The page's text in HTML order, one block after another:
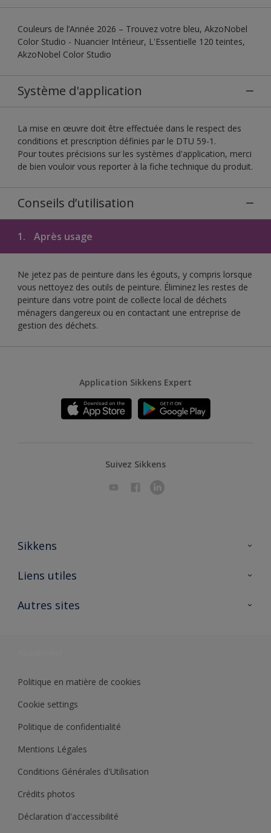
Couleurs de l’Année 2026 – Trouvez votre bleu, AkzoNobel
Color Studio - Nuancier Intérieur, L'Essentielle 120 teintes,
AkzoNobel Color Studio
Système d'application
La mise en œuvre doit être effectuée dans le respect des
conditions et prescription définies par le DTU 59-1.
Pour toutes précisions sur les systèmes d'application, merci
de bien vouloir vous reporter à la fiche technique du produit.
Conseils d’utilisation
1. Après usage
Ne jetez pas de peinture dans les égouts, y compris lorsque
vous nettoyez des outils de peinture. Éliminez les restes de
peinture dans votre point de collecte local de déchets
ménagers dangereux ou en contactant une entreprise de
gestion des déchets.
Application Sikkens Expert
Suivez Sikkens
Sikkens
A propos de Sikkens
Liens utiles
Ouvrir un magasin PASS
Autres sites
Politique en matière de cookies
Cookie settings
Politique de confidentialité
Mentions Légales
Conditions Générales d'Utilisation
Crédits photos
Déclaration d'accessibilité